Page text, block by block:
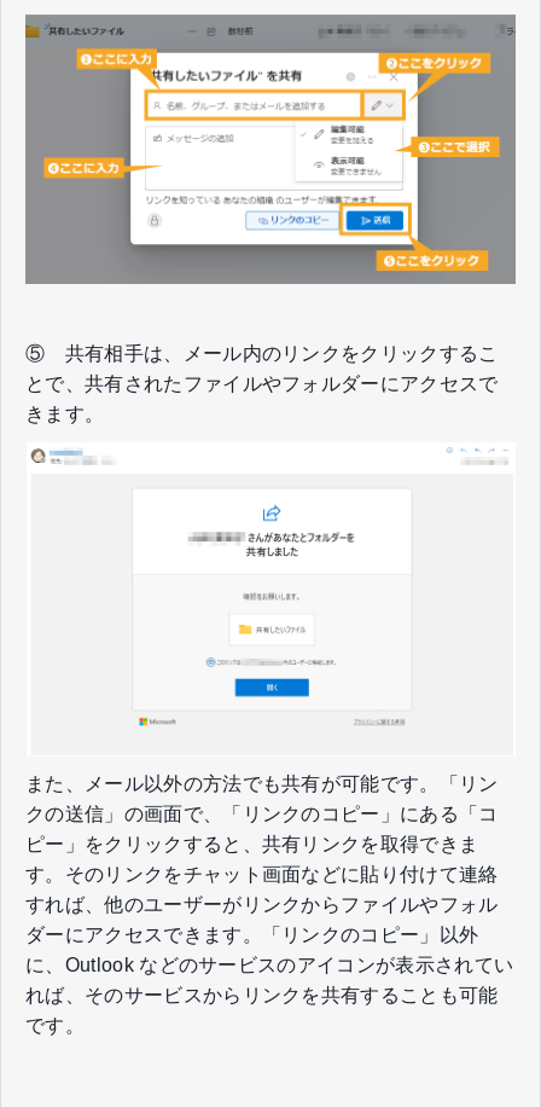
⑤ 共有相手は、メール内のリンクをクリックするこ
とで、共有されたファイルやフォルダーにアクセスで
きます。
また、メール以外の方法でも共有が可能です。「リン
クの送信」の画面で、「リンクのコピー」にある「コ
ピー」をクリックすると、共有リンクを取得できま
す。そのリンクをチャット画面などに貼り付けて連絡
すれば、他のユーザーがリンクからファイルやフォル
ダーにアクセスできます。「リンクのコピー」以外
に、Outlook などのサービスのアイコンが表示されてい
れば、そのサービスからリンクを共有することも可能
です。